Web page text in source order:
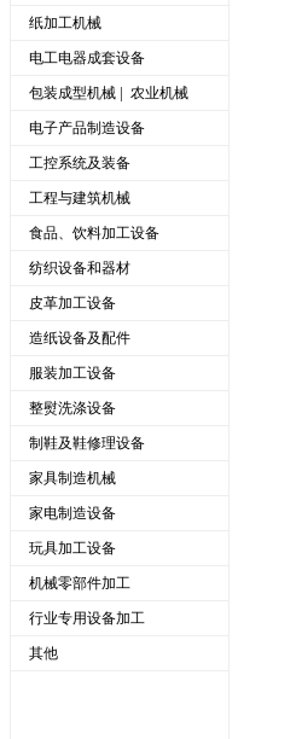
纸加工机械
电工电器成套设备
包装成型机械 | 农业机械
电子产品制造设备
工控系统及装备
工程与建筑机械
食品、饮料加工设备
纺织设备和器材
皮革加工设备
造纸设备及配件
服装加工设备
整熨洗涤设备
制鞋及鞋修理设备
家具制造机械
家电制造设备
玩具加工设备
机械零部件加工
行业专用设备加工
其他